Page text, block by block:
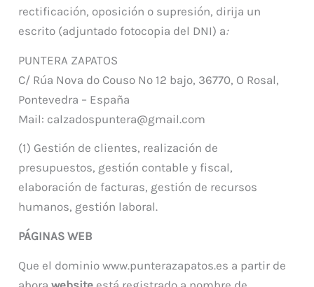
rectificación, oposición o supresión, dirija un
escrito (adjuntado fotocopia del DNI) a:
PUNTERA ZAPATOS
C/ Rúa Nova do Couso Nº 12 bajo, 36770, O Rosal,
Pontevedra – España
Mail: calzadospuntera@gmail.com
(1) Gestión de clientes, realización de
presupuestos, gestión contable y fiscal,
elaboración de facturas, gestión de recursos
humanos, gestión laboral.
PÁGINAS WEB
Que el dominio www.punterazapatos.es a partir de